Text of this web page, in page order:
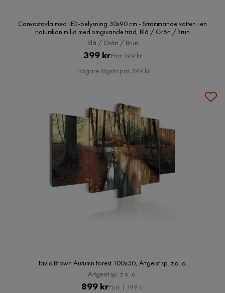
Canvastavla med LED-belysning 30x90 cm - Strömmande vatten i en
naturskön miljö med omgivande träd, Blå / Grön / Brun
Blå / Grön / Brun
Pris
399 krOriginal
Pris
Förr 599 kr
Tidigare lägsta pris 399 kr
Tavla Brown Autumn Forest 100x50, Artgeist sp. z o. o.
Artgeist sp. z o. o.
Pris
899 kr Original
Förr 1 199 kr